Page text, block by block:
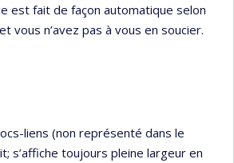
est fait de façon automatique selon
vous n’avez pas à vous en soucier.
liens (non représenté dans le
s’affiche toujours pleine largeur en